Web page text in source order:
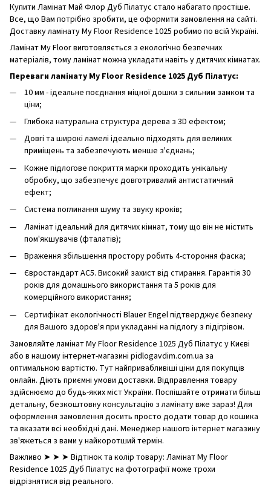
Купити Ламінат Май Флор Дуб Пілатус стало набагато простіше.
Все, що Вам потрібно зробити, це оформити замовлення на сайті.
Доставку ламінату My Floor Residence 1025 робимо по всій Україні.
Ламінат My Floor виготовляється з екологічно безпечних
матеріалів, тому ламінат можна укладати навіть у дитячих кімнатах.
Переваги ламінату My Floor Residence 1025 Дуб Пілатус:
10 мм - ідеальне поєднання міцної дошки з сильним замком та
ціни;
Глибока натуральна структура дерева з 3D ефектом;
Довгі та широкі ламелі ідеально підходять для великих
приміщень та забезпечують менше з'єднань;
Кожне підлогове покриття марки проходить унікальну
обробку, що забезпечує довготривалий антистатичний
ефект;
Система поглинання шуму та звуку кроків;
Ламінат ідеальний для дитячих кімнат, тому що він не містить
пом'якшувачів (фталатів);
Враження збільшення простору робить 4-стороння фаска;
Євростандарт AC5. Високий захист від стирання. Гарантія 30
років для домашнього використання та 5 років для
комерційного використання;
Сертифікат екологічності Blauer Engel підтверджує безпеку
для Вашого здоров'я при укладанні на підлогу з підігрівом.
Замовляйте ламінат My Floor Residence 1025 Дуб Пілатус у Києві
або в нашому інтернет-магазині pidlogavdim.com.ua за
оптимальною вартістю. Тут найпривабливіші ціни для покупців
онлайн. Діють приємні умови доставки. Відправлення товару
здійснюємо до будь-яких міст України. Поспішайте отримати більш
детальну, безкоштовну консультацію з ламінату вже зараз! Для
оформлення замовлення досить просто додати товар до кошика
та вказати всі необхідні дані. Менеджер нашого інтернет магазину
зв'яжеться з вами у найкоротший термін.
Важливо ➤ ➤ ➤ Відтінок та колір товару: Ламінат My Floor
Residence 1025 Дуб Пілатус на фотографії може трохи
відрізнятися від реального.